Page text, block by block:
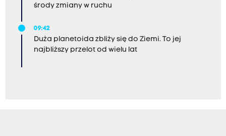
środy zmiany w ruchu
09:42
Duża planetoida zbliży się do Ziemi. To jej
najbliższy przelot od wielu lat